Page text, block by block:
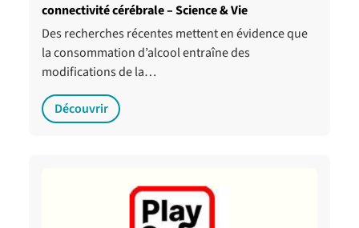
connectivité cérébrale – Science & Vie
Des recherches récentes mettent en évidence que
la consommation d’alcool entraîne des
modifications de la…
Découvrir